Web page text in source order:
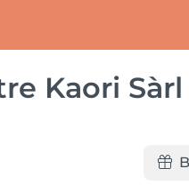
Kaori Sàrl